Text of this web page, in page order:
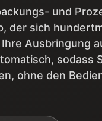
und
der sich
Ausbringung
sodass
ohne den